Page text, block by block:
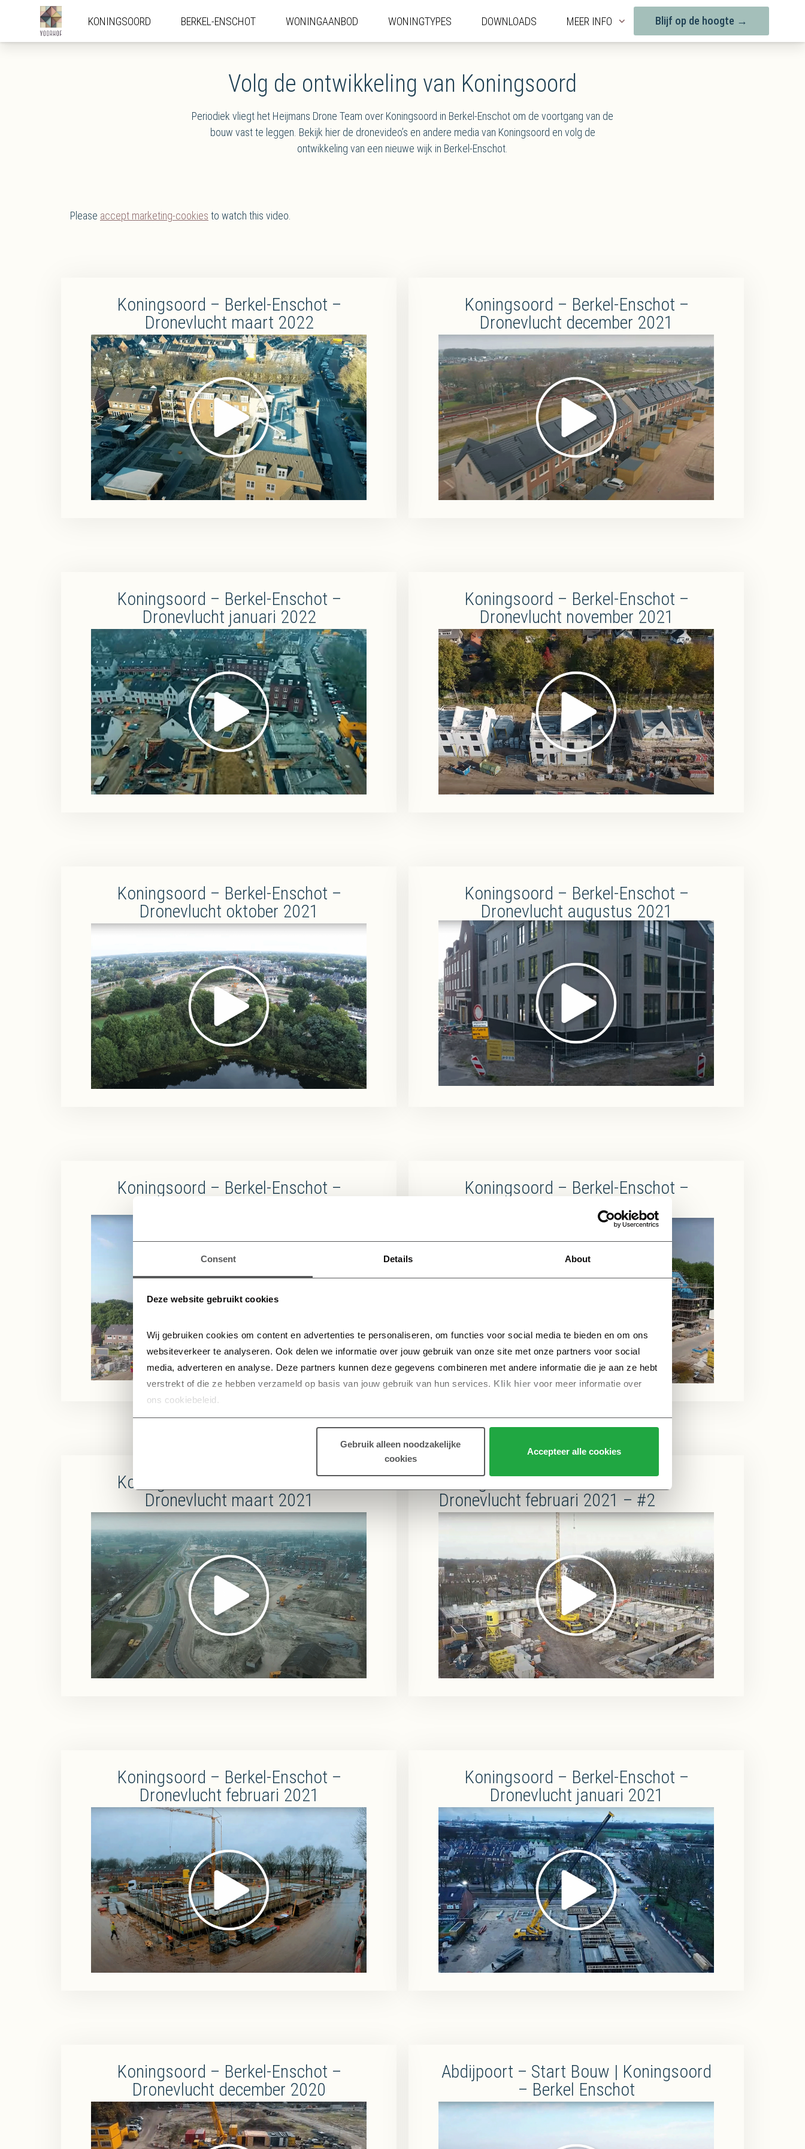
Consent Details About
Deze website gebruikt cookies
Wij gebruiken cookies om content en advertenties te personaliseren, om functies voor social media te bieden en om ons
websiteverkeer te analyseren. Ook delen we informatie over jouw gebruik van onze site met onze partners voor social
media, adverteren en analyse. Deze partners kunnen deze gegevens combineren met andere informatie die je aan ze hebt
verstrekt of die ze hebben verzameld op basis van jouw gebruik van hun services. Klik hier voor meer informatie over
ons cookiebeleid.
Gebruik alleen noodzakelijke
cookies
Accepteer alle cookies
KONINGSOORD BERKEL-ENSCHOT WONINGAANBOD WONINGTYPES DOWNLOADS MEER INFO Blijf op de hoogte →
Volg de ontwikkeling van Koningsoord
Periodiek vliegt het Heijmans Drone Team over Koningsoord in Berkel-Enschot om de voortgang van de
bouw vast te leggen. Bekijk hier de dronevideo’s en andere media van Koningsoord en volg de
ontwikkeling van een nieuwe wijk in Berkel-Enschot.
Please accept marketing-cookies to watch this video.
Koningsoord – Berkel-Enschot –
Dronevlucht maart 2022
Koningsoord – Berkel-Enschot –
Dronevlucht december 2021
Koningsoord – Berkel-Enschot –
Dronevlucht januari 2022
Koningsoord – Berkel-Enschot –
Dronevlucht november 2021
Koningsoord – Berkel-Enschot –
Dronevlucht oktober 2021
Koningsoord – Berkel-Enschot –
Dronevlucht augustus 2021
Koningsoord – Berkel-Enschot –
Koningsoord – Berkel-Enschot –
Dronevlucht juni 2021
Koningsoord – Berkel-Enschot –
Dronevlucht maart 2021
Koningsoord – Berkel-Enschot –
Dronevlucht februari 2021 – #2
Koningsoord – Berkel-Enschot –
Dronevlucht februari 2021
Koningsoord – Berkel-Enschot –
Dronevlucht januari 2021
Koningsoord – Berkel-Enschot –
Dronevlucht december 2020
Abdijpoort – Start Bouw | Koningsoord
– Berkel Enschot
KONINGSOORD BERKEL-ENSCHOT WONINGAANBOD WONINGTYPES DOWNLOADS MEER INFO Blijf op de hoogte →